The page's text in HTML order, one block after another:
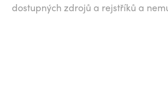
dostupných zdrojů a rejstříků a